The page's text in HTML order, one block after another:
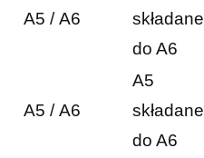
A5 / A6
składane
do A6
A5 / A6
A5
składane
do A6